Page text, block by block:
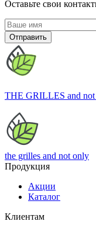
Оставьте свои
Отправить
THE GRILLES and
the grilles and not only
Продукция
Акции
Каталог
Клиентам